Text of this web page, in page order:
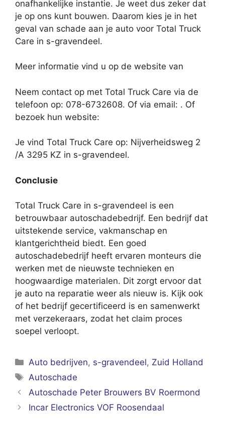
onafhankelijke instantie. Je weet dus zeker dat
je op ons kunt bouwen. Daarom kies je in het
geval van schade aan je auto voor Total Truck
Care in s-gravendeel.
Meer informatie vind u op de website van
Neem contact op met Total Truck Care via de
telefoon op: 078-6732608. Of via email: . Of
bezoek hun website:
Je vind Total Truck Care op: Nijverheidsweg 2
/A 3295 KZ in s-gravendeel.
Conclusie
Total Truck Care in s-gravendeel is een
betrouwbaar autoschadebedrijf. Een bedrijf dat
uitstekende service, vakmanschap en
klantgerichtheid biedt. Een goed
autoschadebedrijf heeft ervaren monteurs die
werken met de nieuwste technieken en
hoogwaardige materialen. Dit zorgt ervoor dat
je auto na reparatie weer als nieuw is. Kijk ook
of het bedrijf gecertificeerd is en samenwerkt
met verzekeraars, zodat het claim proces
soepel verloopt.
Categorieën
Auto bedrijven, s-gravendeel, Zuid Holland
Tags
Autoschade
Autoschade Peter Brouwers BV Roermond
Incar Electronics VOF Roosendaal